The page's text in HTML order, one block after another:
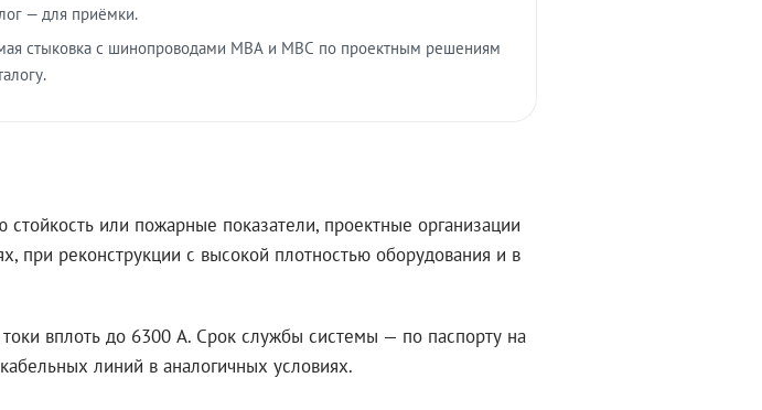
— для приёмки.
стыковка с шинопроводами МВА и МВС по проектным решениям
или пожарные показатели, проектные организации
при реконструкции с высокой плотностью оборудования и в
вплоть до 6300 А. Срок службы системы — по паспорту на
линий в аналогичных условиях.